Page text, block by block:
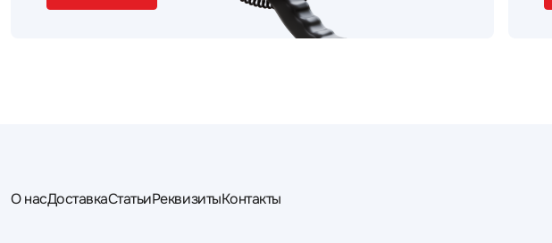
О насДоставкаСтатьиРеквизитыКонтакты